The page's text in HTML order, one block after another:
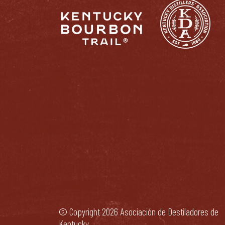
© Copyright 2026 Asociación de Destiladores de